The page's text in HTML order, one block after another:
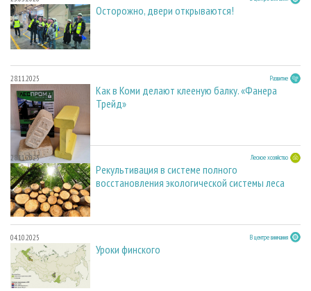
Осторожно, двери открываются!
28.11.2025 Развитие
Как в Коми делают клееную балку. «Фанера
Трейд»
28.11.2025 Лесное хозяйство
Рекультивация в системе полного
восстановления экологической системы леса
04.10.2025 В центре внимания
Уроки финского